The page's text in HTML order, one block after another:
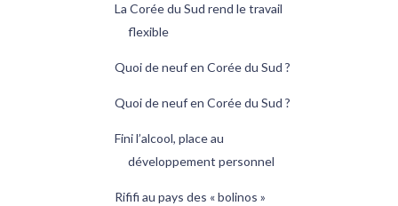
La Corée du Sud rend le travail
flexible
Quoi de neuf en Corée du Sud ?
Quoi de neuf en Corée du Sud ?
Fini l’alcool, place au
développement personnel
Rififi au pays des « bolinos »